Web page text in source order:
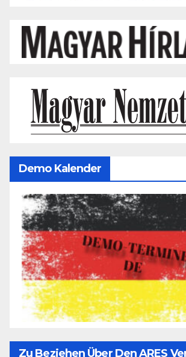
Demo Kalender
Zu Beziehen Über Den ARES